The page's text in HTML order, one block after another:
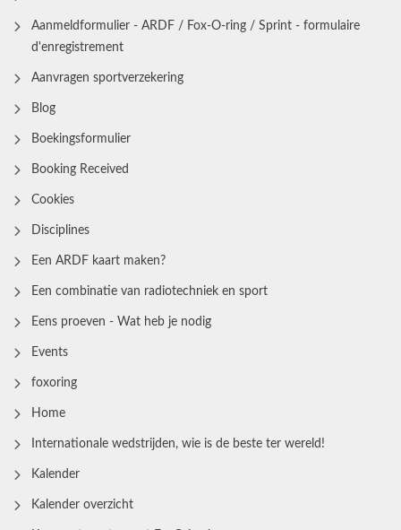
Aanmeldformulier - ARDF / Fox-O-ring / Sprint - formulaire
d'enregistrement
Aanvragen sportverzekering
Blog
Boekingsformulier
Booking Received
Cookies
Disciplines
Een ARDF kaart maken?
Een combinatie van radiotechniek en sport
Eens proeven - Wat heb je nodig
Events
foxoring
Home
Internationale wedstrijden, wie is de beste ter wereld!
Kalender
Kalender overzicht